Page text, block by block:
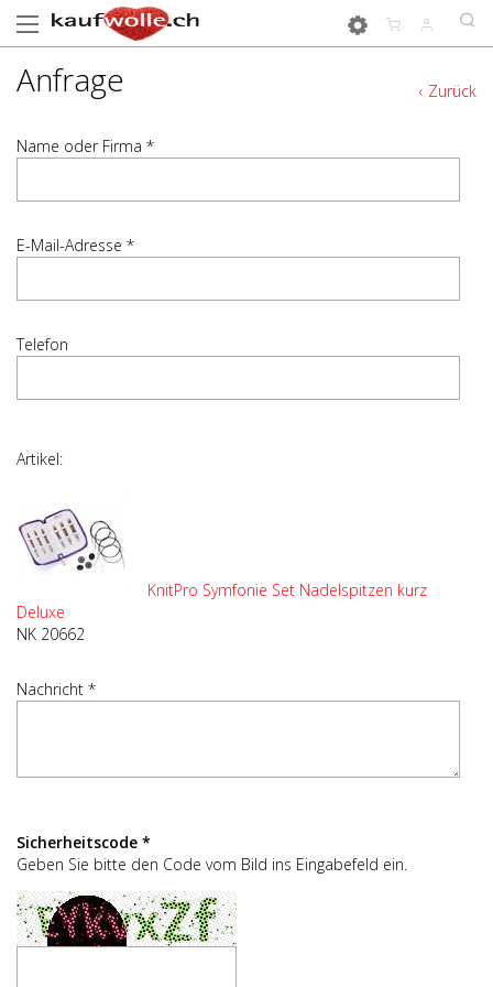
‹ Zurück
Anfrage
Name oder Firma *
E-Mail-Adresse *
Telefon
Artikel:
KnitPro Symfonie Set Nadelspitzen kurz
Deluxe
NK 20662
Nachricht *
Sicherheitscode *
Geben Sie bitte den Code vom Bild ins Eingabefeld ein.